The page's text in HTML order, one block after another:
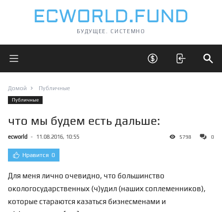
БУДУЩЕЕ. СИСТЕМНО
Открыть главное меню Открыть скрытые
Домой Публичные
Публичные
что мы будем есть дальше:
ecworld - 11.08.2016, 10:55 5798 0
Нравится 0
Для меня лично очевидно, что большинство
окологосударственных (ч)удил (наших соплеменников),
которые стараются казаться бизнесменами и